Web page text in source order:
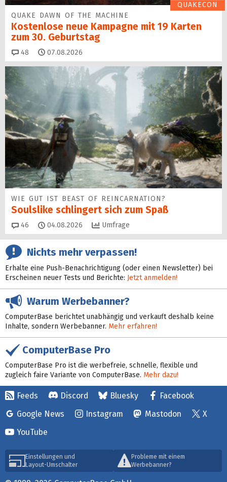
QUAKECON
QUAKE DAWN OF THE MACHINE
Kostenlose neue Kampagne mit 19 Karten
zum 30. Geburtstag
48 Kommentare
07.08.2026
WIE GUT IST BEAST OF REINCARNATION?
Soulslike schlingert sich zum Spaß
46 Kommentare
04.08.2026 Umfrage
Nichts mehr verpassen!
Erhalte eine Push-Benachrichtigung (oder einen Newsletter) bei
Erscheinen neuer Tests und Berichte: Jetzt anmelden!
Warum Werbebanner?
ComputerBase berichtet unabhängig und verkauft deshalb keine
Inhalte, sondern Werbebanner. Mehr erfahren!
ComputerBase Pro
ComputerBase Pro ist die werbefreie, schnelle, flexible und
zugleich faire Variante von ComputerBase. Mehr dazu!
Feeds Discord Bluesky
Facebook
Google News
Instagram Mastodon
X
YouTube
Einstellungen und
Layout-Umschalter
Probleme mit einem
Werbebanner?